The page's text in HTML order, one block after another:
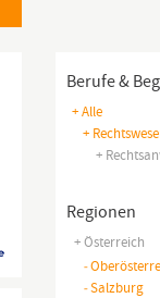
Berufe &
+ Alle
+
+
Regionen
+ Österreich
-
-Salzburg